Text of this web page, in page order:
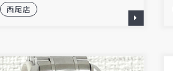
西尾店